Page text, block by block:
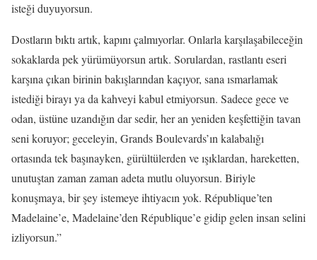
isteği duyuyorsun.
Dostların bıktı artık, kapını çalmıyorlar. Onlarla karşılaşabileceğin
sokaklarda pek yürümüyorsun artık. Sorulardan, rastlantı eseri
karşına çıkan birinin bakışlarından kaçıyor, sana ısmarlamak
istediği birayı ya da kahveyi kabul etmiyorsun. Sadece gece ve
odan, üstüne uzandığın dar sedir, her an yeniden keşfettiğin tavan
seni koruyor; geceleyin, Grands Boulevards’ın kalabalığı
ortasında tek başınayken, gürültülerden ve ışıklardan, hareketten,
unutuştan zaman zaman adeta mutlu oluyorsun. Biriyle
konuşmaya, bir şey istemeye ihtiyacın yok. République’ten
Madelaine’e, Madelaine’den République’e gidip gelen insan selini
izliyorsun.”